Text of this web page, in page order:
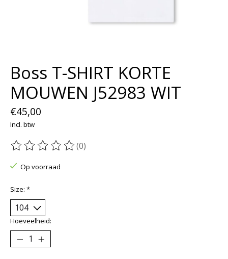
Boss T-SHIRT KORTE
MOUWEN J52983 WIT
€45,00
Incl. btw
De beoordeling van dit product is
(0)
Op voorraad
Size: *
Hoeveelheid: